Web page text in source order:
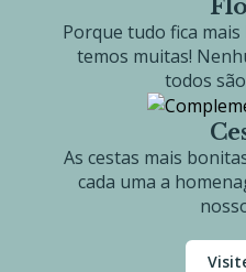
Porque tudo fica
temos muitas!
todos
As cestas mais
cada uma a